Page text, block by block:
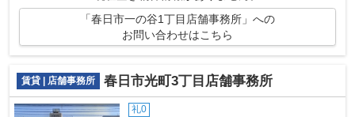
「春日市一の谷1丁目店舗事務所」への
お問い合わせはこちら
賃貸 | 店舗事務所 春日市光町3丁目店舗事務所
礼0